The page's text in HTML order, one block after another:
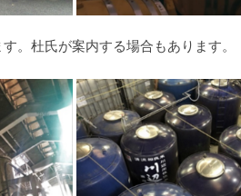
。杜氏が案内する場合もあります。